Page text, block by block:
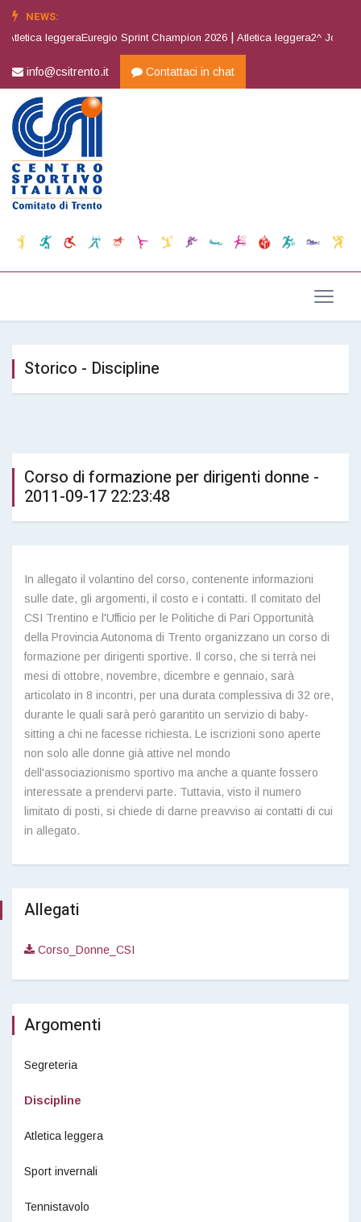
NEWS:
leggeraEuregio Sprint Champion 2026 |Atletica leggera2^ Joy Cup
info@csitrento.it Contattaci in chat
Storico - Discipline
Corso di formazione per dirigenti donne -
2011-09-17 22:23:48
In allegato il volantino del corso, contenente informazioni
sulle date, gli argomenti, il costo e i contatti. Il comitato del
CSI Trentino e l'Ufficio per le Politiche di Pari Opportunità
della Provincia Autonoma di Trento organizzano un corso di
formazione per dirigenti sportive. Il corso, che si terrà nei
mesi di ottobre, novembre, dicembre e gennaio, sarà
articolato in 8 incontri, per una durata complessiva di 32 ore,
durante le quali sarà però garantito un servizio di baby-
sitting a chi ne facesse richiesta. Le iscrizioni sono aperte
non solo alle donne già attive nel mondo
dell'associazionismo sportivo ma anche a quante fossero
interessate a prendervi parte. Tuttavia, visto il numero
limitato di posti, si chiede di darne preavviso ai contatti di cui
in allegato.
Allegati
Corso_Donne_CSI
Argomenti
Segreteria
Discipline
Atletica leggera
Sport invernali
Tennistavolo